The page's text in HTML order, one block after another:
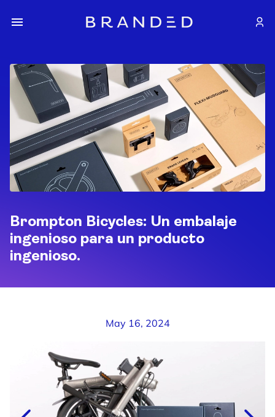
Brompton Bicycles: Un embalaje
ingenioso para un producto
ingenioso.
May 16, 2024